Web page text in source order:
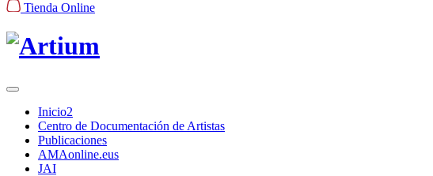
Tienda Online
Inicio2
Centro de Documentación de Artistas
Publicaciones
AMAonline.eus
JAI